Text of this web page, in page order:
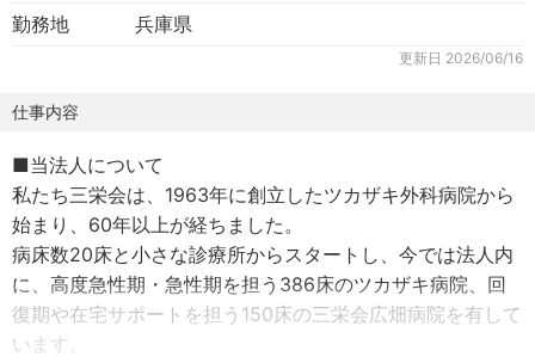
勤務地 兵庫県
更新日 2026/06/16
仕事内容
■当法人について
私たち三栄会は、1963年に創立したツカザキ外科病院から
始まり、60年以上が経ちました。
病床数20床と小さな診療所からスタートし、今では法人内
に、高度急性期・急性期を担う386床のツカザキ病院、回
復期や在宅サポートを担う150床の三栄会広畑病院を有して
います。